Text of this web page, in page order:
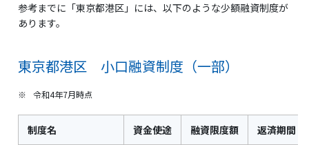
参考までに「東京都港区」には、以下のような少額融資制度が
あります。
東京都港区 小口融資制度（一部）
※ 令和4年7月時点
制度名 資金使途 融資限度額 返済期間